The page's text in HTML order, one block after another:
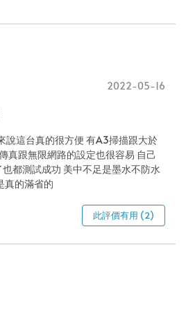
2022-05-16
說這台真的很方便 有A3掃描跟大於
真跟無限網路的設定也很容易 自己
都測試成功 美中不足是墨水不防水
真的滿省的
此評價有用 (2)